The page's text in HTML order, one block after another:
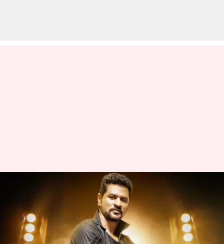
பிறந்தநாள் ஸ்பெஷல்:
'இந்தியாவின் மைக்கேல்
ஜாக்சன்' பிரபுதேவாவின்
50வது பிறந்த நாள்